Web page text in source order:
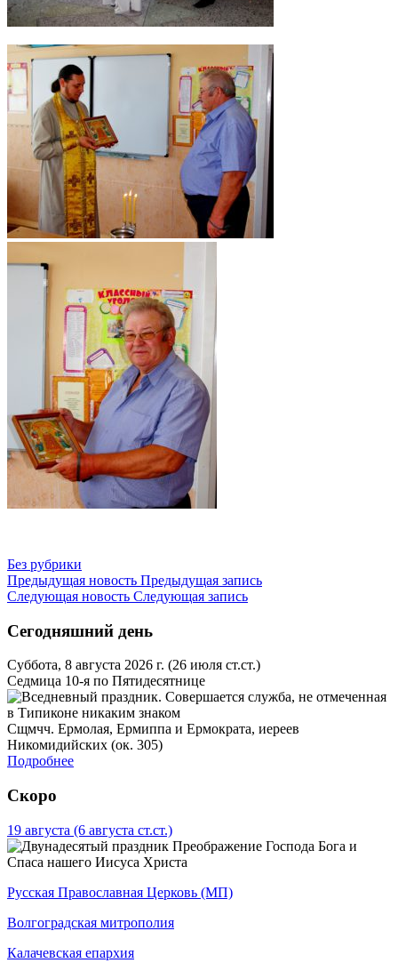
Без рубрики
Предыдущая новость Предыдущая запись
Следующая новость Следующая запись
Сегодняшний день
Суббота, 8 августа 2026 г. (26 июля ст.ст.)
Седмица 10-я по Пятидесятнице
Сщмчч. Ермолая, Ермиппа и Ермократа, иереев
Никомидийских (ок. 305)
Подробнее
Скоро
19 августа (6 августа ст.ст.)
Преображение Господа Бога и
Спаса нашего Иисуса Христа
Русская Православная Церковь (МП)
Волгоградская митрополия
Калачевская епархия